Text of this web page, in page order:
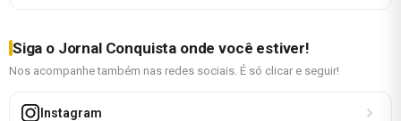
Siga o Jornal Conquista onde você estiver!
Nos acompanhe também nas redes sociais. É só clicar e seguir!
Instagram